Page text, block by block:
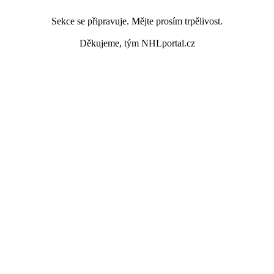
Sekce se připravuje. Mějte prosím trpělivost.
Děkujeme, tým NHLportal.cz